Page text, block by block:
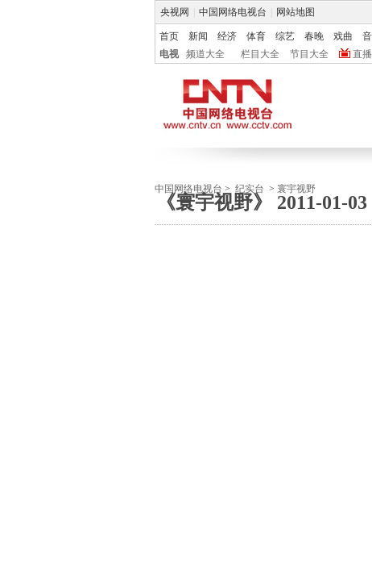
央视网 中国网络电视台 网站地图
首页 新闻 经济 体育 综艺 春晚 戏曲
电视
频道大全 栏目大全 节目大全 直
中国网络电视台 > 纪实台 > 寰宇视野
《寰宇视野》 2011-01-